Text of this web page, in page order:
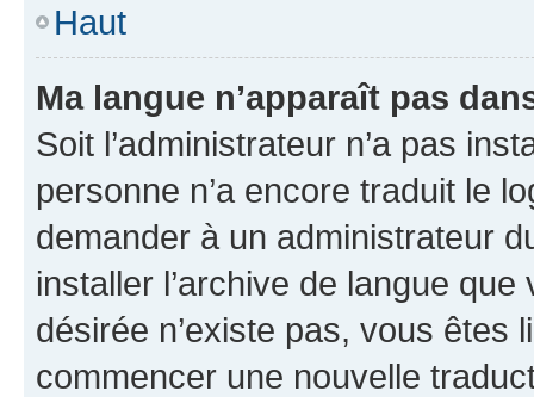
Haut
Ma langue n’apparaît pas
Soit l’administrateur n’a pas
personne n’a encore traduit le
demander à un administrateur
installer l’archive de langue
désirée n’existe pas, vous êtes
commencer une nouvelle